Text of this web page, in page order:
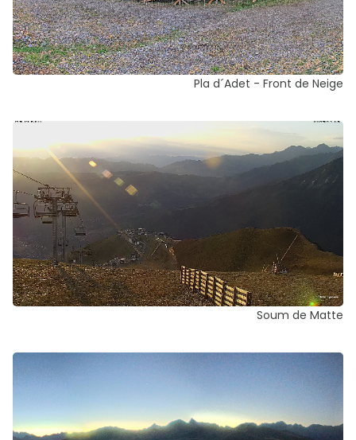
Pla d´Adet - Front de Neige
Soum de Matte